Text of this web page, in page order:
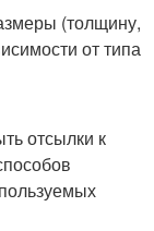
(толщину,
от типа
отсылки к